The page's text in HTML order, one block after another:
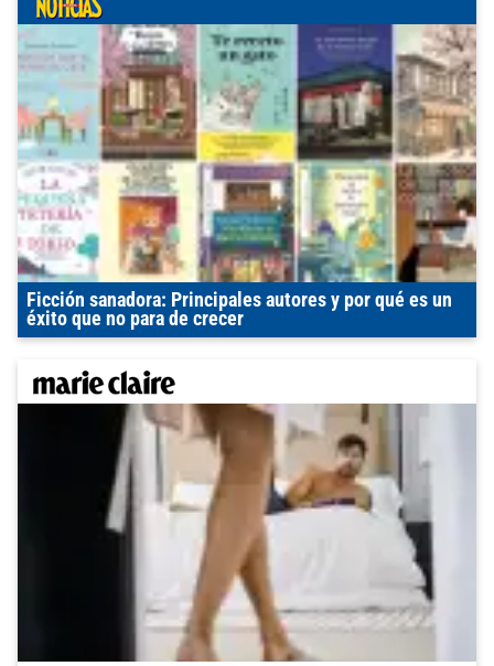
Ficción sanadora: Principales autores y por qué es un
éxito que no para de crecer